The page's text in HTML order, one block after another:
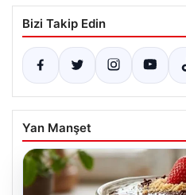
Bizi Takip Edin
Yan Manşet